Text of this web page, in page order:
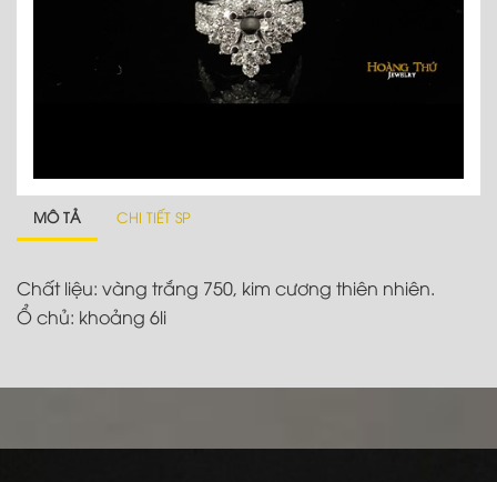
MÔ TẢ CHI TIẾT SP
Chất liệu: vàng trắng 750, kim cương thiên nhiên.
Ổ chủ: khoảng 6li